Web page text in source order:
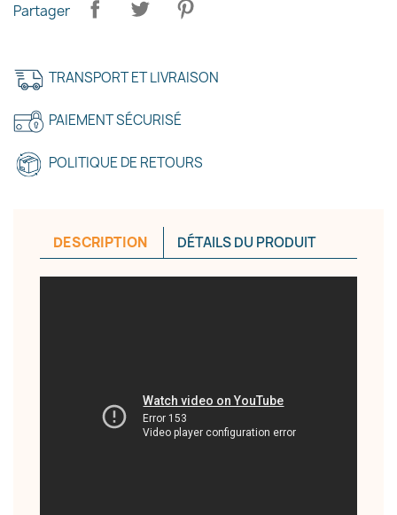
Partager
TRANSPORT ET LIVRAISON
PAIEMENT SÉCURISÉ
POLITIQUE DE RETOURS
DESCRIPTION DÉTAILS DU PRODUIT
Annuler Créer une liste d'envies